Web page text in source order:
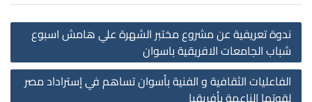
ندوة تعريفية عن مشروع مختبر الشهرة علي هامش اسبوع
شباب الجامعات الافريقية باسوان
الفاعليات الثقافية و الفنية بأسوان تساهم في إستراداد مصر
لقوتها الناعمة بأفريقيا